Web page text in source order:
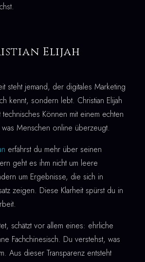
Elijah
steht jemand, der digitales Marketing
kennt, sondern lebt. Christian Elijah
Können mit einem echten
was Menschen online überzeugt.
erfährst du mehr über seinen
geht es ihm nicht um leere
um Ergebnisse, die sich in
zeigen. Diese Klarheit spürst du in
schätzt vor allem eines: ehrliche
Fachchinesisch. Du verstehst, was
Aus dieser Transparenz entsteht